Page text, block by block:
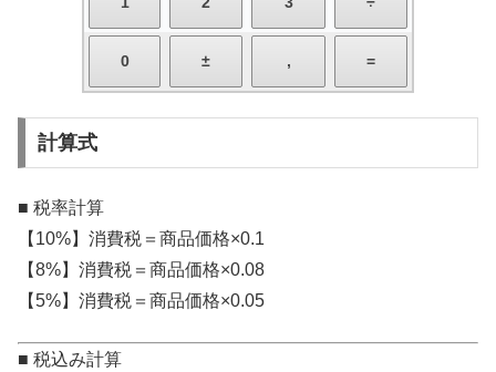
計算式
■ 税率計算
【10%】消費税＝商品価格×0.1
【8%】消費税＝商品価格×0.08
【5%】消費税＝商品価格×0.05
■ 税込み計算